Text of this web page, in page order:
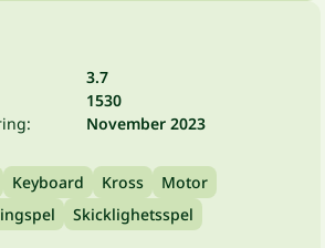
3.7
1530
November 2023
Keyboard Kross
Motor
Skicklighetsspel